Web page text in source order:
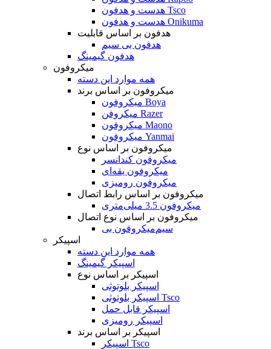
هدست و هدفون Tsco
هدست و هدفون Onikuma
هدفون بر اساس قابلیت
هدفون بی سیم
هدفون گیمینگ
میکروفون
همه موارد این دسته
میکروفون بر اساس برند
میکروفون Boya
میکروفن Razer
میکروفون Maono
میکروفون Yanmai
میکروفون بر اساس نوع
میکروفون کندانسر
میکروفون یقه‌ای
میکروفون رومیزی
میکروفون بر اساس رابط اتصال
میکروفون 3.5 میلی‌متری
میکروفون بر اساس نوع اتصال
میکروفون بی‌‎سیم
اسپیکر
همه موارد این دسته
اسپیکر گیمینگ
اسپیکر بر اساس نوع
اسپیکر بلوتوثی
اسپیکر بلوتوثی Tsco
اسپیکر قابل حمل
اسپیکر رومیزی
اسپیکر بر اساس برند
اسپیکر Tsco